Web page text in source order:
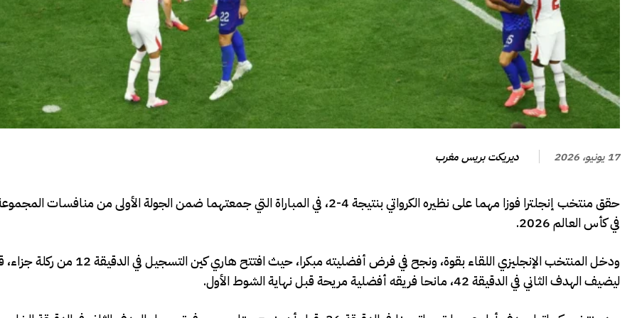
17 يونيو، 2026 ديريكت بريس مغرب
حقق منتخب إنجلترا فوزا مهما على نظيره الكرواتي بنتيجة 4-2، في المباراة التي جمعتهما ضمن الجولة الأولى من
في كأس العالم 2026.
ودخل المنتخب الإنجليزي اللقاء بقوة، ونجح في فرض أفضليته مبكرا، حيث
ليضيف الهدف الثاني في الدقيقة 42، مانحا فريقه أفضلية مريحة قبل نهاية الشوط الأول.